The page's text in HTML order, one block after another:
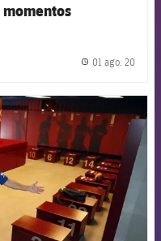
momentos
01 ago. 20
badge